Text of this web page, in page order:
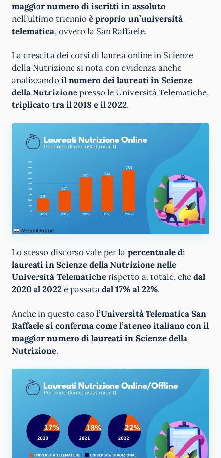
maggior numero di iscritti in assoluto
nell’ultimo triennioè proprio un’università
telematica, ovvero la San Raffaele.
La crescita dei corsi di laurea online in Scienze
della Nutrizione si nota con evidenza anche
analizzandoil numero dei laureati in Scienze
della Nutrizionepresso le Università Telematiche,
triplicato tra il 2018 e il 2022.
Lo stesso discorso vale per la percentuale di
laureati in Scienze della Nutrizione nelle
Università Telematicherispetto al totale, chedal
2020 al 2022è passatadal 17% al 22%.
Anche in questo casol’Università Telematica San
Raffaele si conferma come l’ateneo italiano con il
maggior numero di laureati in Scienze della
Nutrizione.